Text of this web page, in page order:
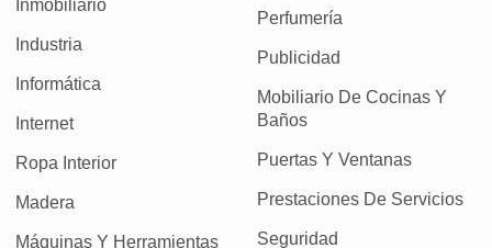
Inmobiliario
Industria
Informática
Internet
Ropa Interior
Madera
Máquinas Y Herramientas
Perfumería
Publicidad
Mobiliario De Cocinas Y
Baños
Puertas Y Ventanas
Prestaciones De Servicios
Seguridad